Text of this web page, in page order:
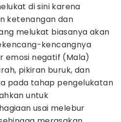
di sini karena
ketenangan dan
melukat biasanya akan
kencangnya
emosi negatif (Mala)
pikiran buruk, dan
pada tahap pengelukatan
untuk
usai melebur